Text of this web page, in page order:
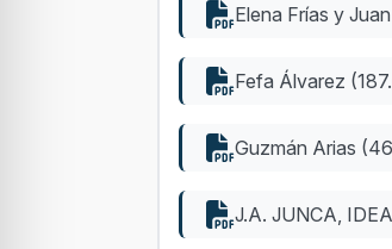
Elena Frías y
Fefa Álvarez
Guzmán Arias
J.A. JUNCA,